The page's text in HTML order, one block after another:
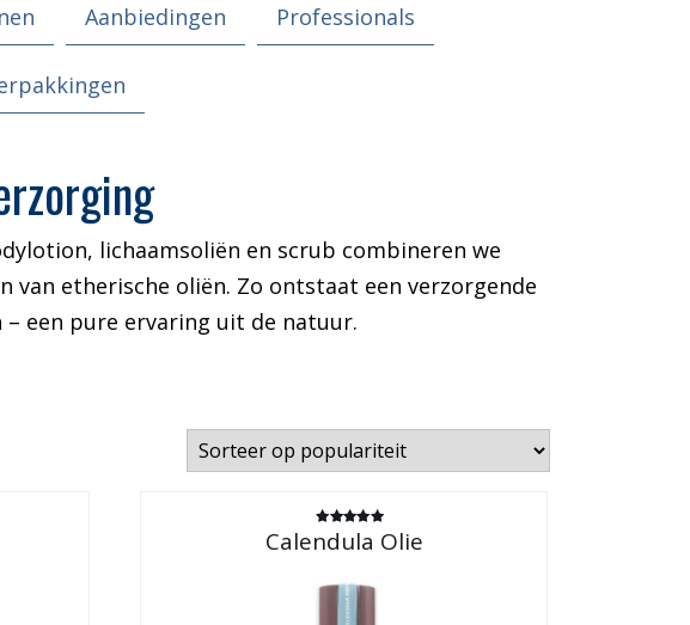
Aanbiedingen Professionals
lichaamsoliën en scrub combineren we
van etherische oliën. Zo ontstaat een verzorgende
een pure ervaring uit de natuur.
Gewaardeerd
5.00
Calendula Olie